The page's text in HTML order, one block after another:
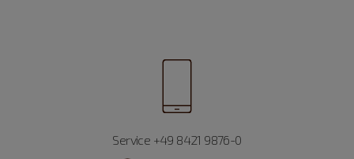
Service +49 8421 9876-0